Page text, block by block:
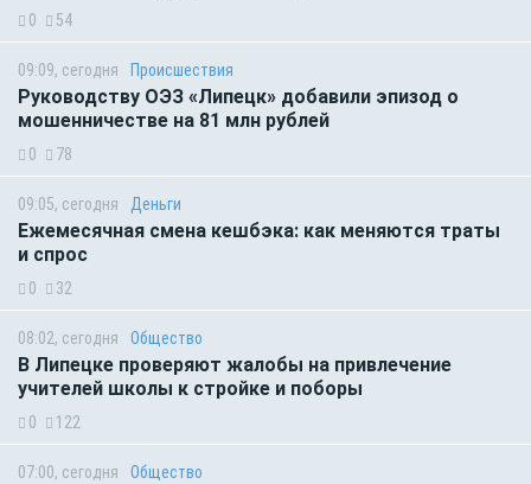
0 54
09:09, сегодня Происшествия
Руководству ОЭЗ «Липецк» добавили эпизод о
мошенничестве на 81 млн рублей
0 78
09:05, сегодня Деньги
Ежемесячная смена кешбэка: как меняются траты
и спрос
0 32
08:02, сегодня Общество
В Липецке проверяют жалобы на привлечение
учителей школы к стройке и поборы
0 122
07:00, сегодня Общество